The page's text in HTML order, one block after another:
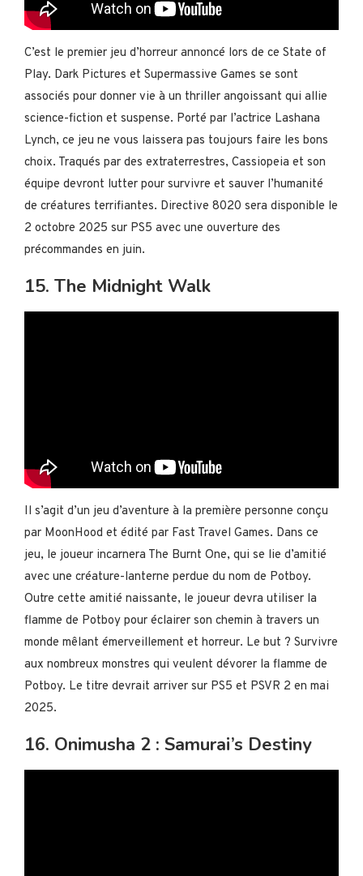
C’est le premier jeu d’horreur annoncé lors de ce State of
Play. Dark Pictures et Supermassive Games se sont
associés pour donner vie à un thriller angoissant qui allie
science-fiction et suspense. Porté par l’actrice Lashana
Lynch, ce jeu ne vous laissera pas toujours faire les bons
choix. Traqués par des extraterrestres, Cassiopeia et son
équipe devront lutter pour survivre et sauver l’humanité
de créatures terrifiantes. Directive 8020 sera disponible le
2 octobre 2025 sur PS5 avec une ouverture des
précommandes en juin.
15. The Midnight Walk
Il s’agit d’un jeu d’aventure à la première personne conçu
par MoonHood et édité par Fast Travel Games. Dans ce
jeu, le joueur incarnera The Burnt One, qui se lie d’amitié
avec une créature-lanterne perdue du nom de Potboy.
Outre cette amitié naissante, le joueur devra utiliser la
flamme de Potboy pour éclairer son chemin à travers un
monde mêlant émerveillement et horreur. Le but ? Survivre
aux nombreux monstres qui veulent dévorer la flamme de
Potboy. Le titre devrait arriver sur PS5 et PSVR 2 en mai
2025.
16. Onimusha 2 : Samurai’s Destiny